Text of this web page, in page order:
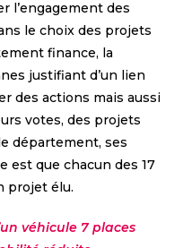
l’engagement des
le choix des projets
finance, la
justifiant d’un lien
des actions mais aussi
votes, des projets
département, ses
est que chacun des 17
projet élu.
véhicule 7 places